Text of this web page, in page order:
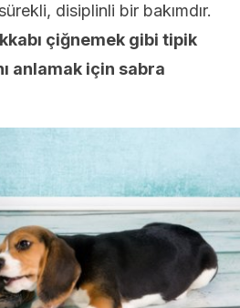
disiplinli bir bakımdır.
çiğnemek gibi tipik
anlamak için sabra